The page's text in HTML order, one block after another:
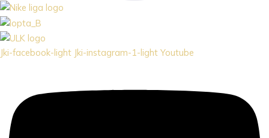
Jki-facebook-light Jki-instagram-1-light Youtube